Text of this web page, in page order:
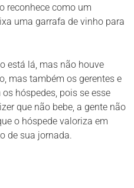
reconhece como um
uma garrafa de vinho para
está lá, mas não houve
mas também os gerentes e
hóspedes, pois se esse
que não bebe, a gente não
o hóspede valoriza em
de sua jornada.